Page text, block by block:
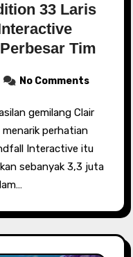
33 Laris
Tim
No Comments
perhatian
Interactive itu
sebanyak 3,3 juta